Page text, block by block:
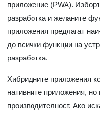
приложение (PWA).
разработка и желаните
приложения предлагат
до всички функции на
разработка.
Хибридните приложения
нативните приложения,
производителност. Ако